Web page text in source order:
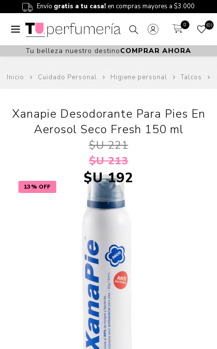
Envío gratis a tu casa! en compras mayores a $3.000
0 0
Tu belleza nuestro destinoCOMPRAR AHORA
Inicio Cuidado Personal Higiene personal Talcos
13% OFF
Xanapie Desodorante Para Pies En
Aerosol Seco Fresh 150 ml
$U 221
$U 213
$U 192